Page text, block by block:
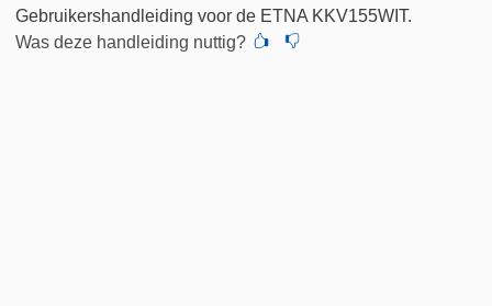
Gebruikershandleiding voor de ETNA KKV155WIT.
Was deze handleiding nuttig?